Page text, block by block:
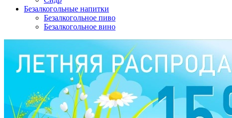
Безалкогольные напитки
Безалкогольное пиво
Безалкогольное вино